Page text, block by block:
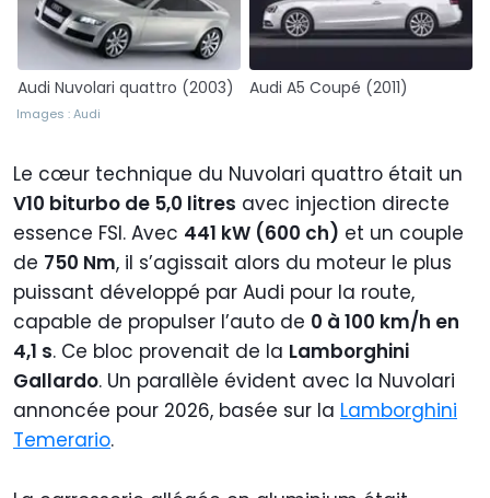
Audi Nuvolari quattro (2003) Audi A5 Coupé (2011)
Images : Audi
Le cœur technique du Nuvolari quattro était un
V10 biturbo de 5,0 litres avec injection directe
essence FSI. Avec 441 kW (600 ch) et un couple
de 750 Nm, il s’agissait alors du moteur le plus
puissant développé par Audi pour la route,
capable de propulser l’auto de 0 à 100 km/h en
4,1 s. Ce bloc provenait de la Lamborghini
Gallardo. Un parallèle évident avec la Nuvolari
annoncée pour 2026, basée sur la Lamborghini
Temerario.